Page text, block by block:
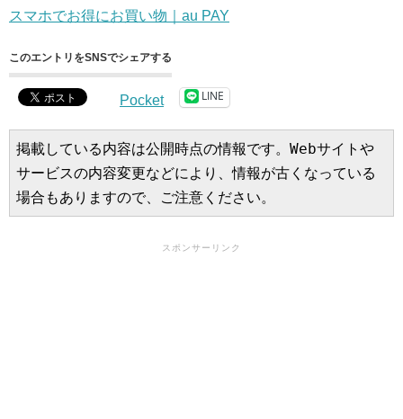
スマホでお得にお買い物｜au PAY
このエントリをSNSでシェアする
Pocket LINE
掲載している内容は公開時点の情報です。Webサイトや
サービスの内容変更などにより、情報が古くなっている
場合もありますので、ご注意ください。
スポンサーリンク